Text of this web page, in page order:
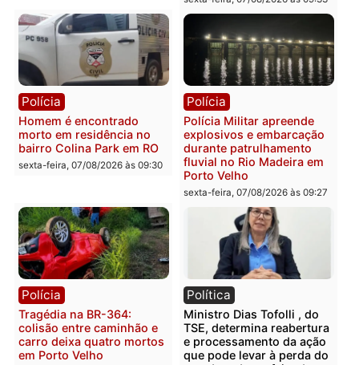
sexta-feira, 07/08/2026 às 12:24
Polícia
Casal é preso pela PRF
com mais de 72 quilos de
estepe em Porto Velho
sexta-feira, 07/08/2026 às 09:38
Polícia
Polícia Civil deflagra
operação contra facção
criminosa que atacava
provedores de internet
Rondônia
sexta-feira, 07/08/2026 às
Polícia Polícia